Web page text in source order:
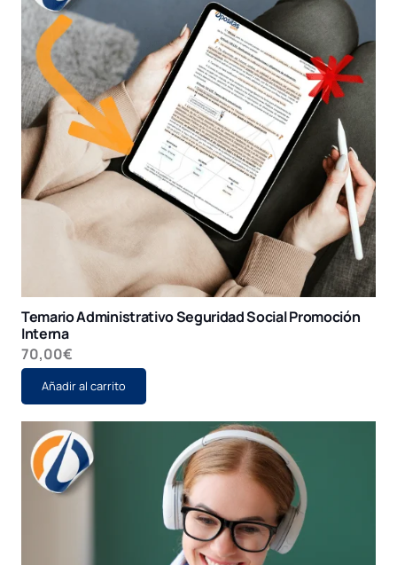
Temario Administrativo Seguridad Social Promoción
Interna
70,00€
Añadir al carrito